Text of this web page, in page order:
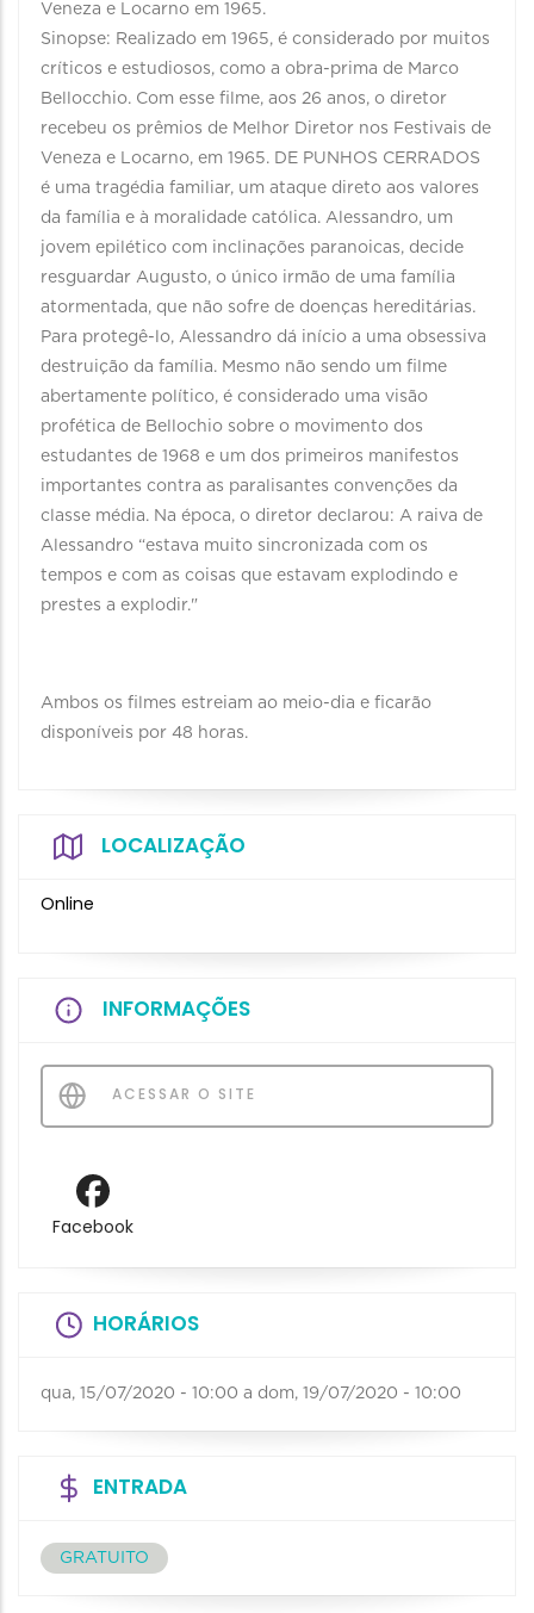
Veneza e Locarno em 1965.
Sinopse: Realizado em 1965, é considerado por muitos
críticos e estudiosos, como a obra-prima de Marco
Bellocchio. Com esse filme, aos 26 anos, o diretor
recebeu os prêmios de Melhor Diretor nos Festivais de
Veneza e Locarno, em 1965. DE PUNHOS CERRADOS
é uma tragédia familiar, um ataque direto aos valores
da família e à moralidade católica. Alessandro, um
jovem epilético com inclinações paranoicas, decide
resguardar Augusto, o único irmão de uma família
atormentada, que não sofre de doenças hereditárias.
Para protegê-lo, Alessandro dá início a uma obsessiva
destruição da família. Mesmo não sendo um filme
abertamente político, é considerado uma visão
profética de Bellochio sobre o movimento dos
estudantes de 1968 e um dos primeiros manifestos
importantes contra as paralisantes convenções da
classe média. Na época, o diretor declarou: A raiva de
Alessandro “estava muito sincronizada com os
tempos e com as coisas que estavam explodindo e
prestes a explodir."
Ambos os filmes estreiam ao meio-dia e ficarão
disponíveis por 48 horas.
LOCALIZAÇÃO
Online
INFORMAÇÕES
ACESSAR O SITE
Facebook
HORÁRIOS
qua, 15/07/2020 - 10:00 a dom, 19/07/2020 - 10:00
ENTRADA
GRATUITO